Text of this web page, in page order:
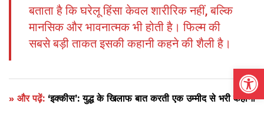
बताता है कि घरेलू हिंसा केवल शारीरिक नहीं, बल्कि
मानसिक और भावनात्मक भी होती है। फिल्म की
सबसे बड़ी ताकत इसकी कहानी कहने की शैली है।
» और पढ़ें: ‘इक्कीस’: युद्ध के खिलाफ बात करती एक उम्मीद से भरी कहानी